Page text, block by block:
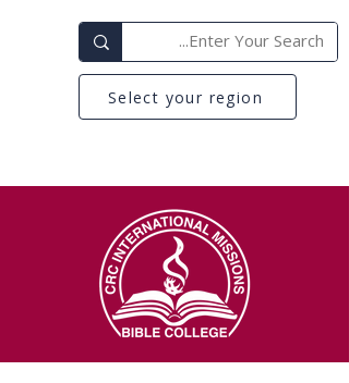
Select your region